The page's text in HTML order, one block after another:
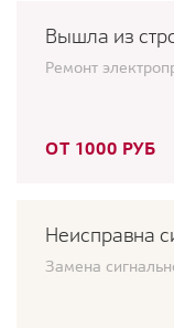
Вышла из
Ремонт
ОТ 1000 РУБ
Неисправна
Замена